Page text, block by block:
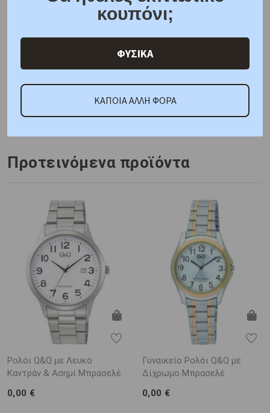
Ρωτήστε μας
ΑΜΕΣΑ ΔΙΑΘΕΣΙΜΟ
Κωδικός Προμηθευτή:
SL.09.6391.2.04
Προτεινόμενα προϊόντα
Ρολόι Q&Q με Λευκό
Καντράν & Ασημί Μπρασελέ
0,00 €
Γυναικείο Ρολόι Q&Q με
Δίχρωμο Μπρασελέ
0,00 €
κουπόνι;
ΦΥΣΙΚΑ
ΚΑΠΟΙΑ ΑΛΛΗ ΦΟΡΑ